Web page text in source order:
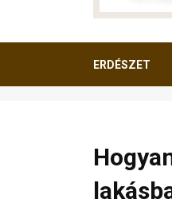
ERDÉSZET